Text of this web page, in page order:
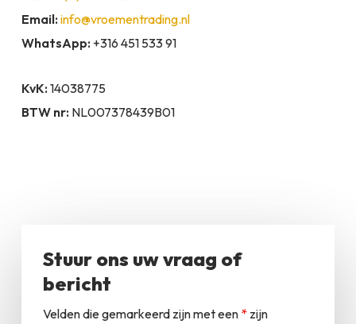
Email: info@vroementrading.nl
WhatsApp: +316 451 533 91
KvK: 14038775
BTW nr: NL007378439B01
Stuur ons uw vraag of
bericht
Velden die gemarkeerd zijn met een *zijn